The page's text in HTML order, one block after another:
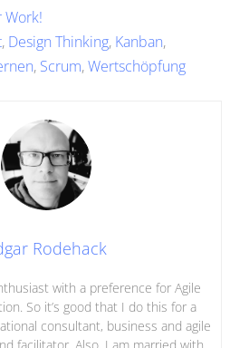
Work!
, Design Thinking, Kanban,
, Scrum,Wertschöpfung
Rodehack
with a preference for Agile
So it’s good that I do this for a
consultant, business and agile